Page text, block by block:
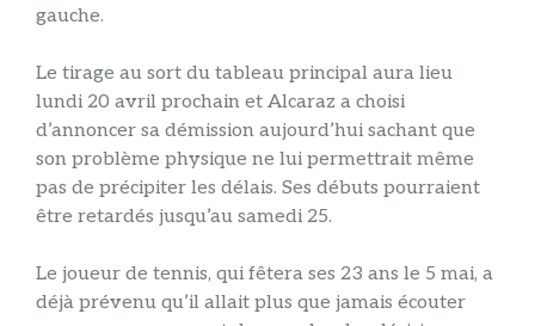
gauche.
Le tirage au sort du tableau principal aura lieu
lundi 20 avril prochain et Alcaraz a choisi
d’annoncer sa démission aujourd’hui sachant que
son problème physique ne lui permettrait même
pas de précipiter les délais. Ses débuts pourraient
être retardés jusqu’au samedi 25.
Le joueur de tennis, qui fêtera ses 23 ans le 5 mai, a
déjà prévenu qu’il allait plus que jamais écouter